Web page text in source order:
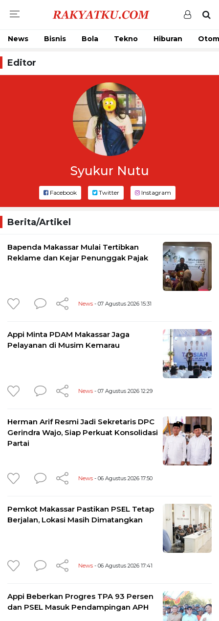
News Bisnis Bola Tekno Hiburan
Editor
Syukur Nutu
Facebook Twitter Instagram
Berita/Artikel
Bapenda Makassar Mulai Tertibkan
Reklame dan Kejar Penunggak Pajak
News - 07 Agustus 2026 15:31
Appi Minta PDAM Makassar Jaga
Pelayanan di Musim Kemarau
News - 07 Agustus 2026 12:29
Herman Arif Resmi Jadi Sekretaris DPC
Gerindra Wajo, Siap Perkuat Konsolidasi
Partai
News - 06 Agustus 2026 17:50
Pemkot Makassar Pastikan PSEL Tetap
Berjalan, Lokasi Masih Dimatangkan
News - 06 Agustus 2026 17:41
Appi Beberkan Progres TPA 93 Persen
dan PSEL Masuk Pendampingan APH